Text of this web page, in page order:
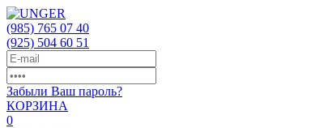
(985) 765 07 40
(925) 504 60 51
Забыли Ваш пароль?
КОРЗИНА
0